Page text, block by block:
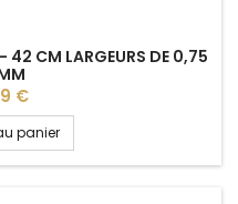
42 CM LARGEURS DE 0,75
€
panier